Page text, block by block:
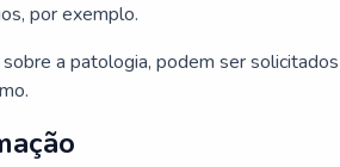
por exemplo.
a patologia, podem ser solicitados